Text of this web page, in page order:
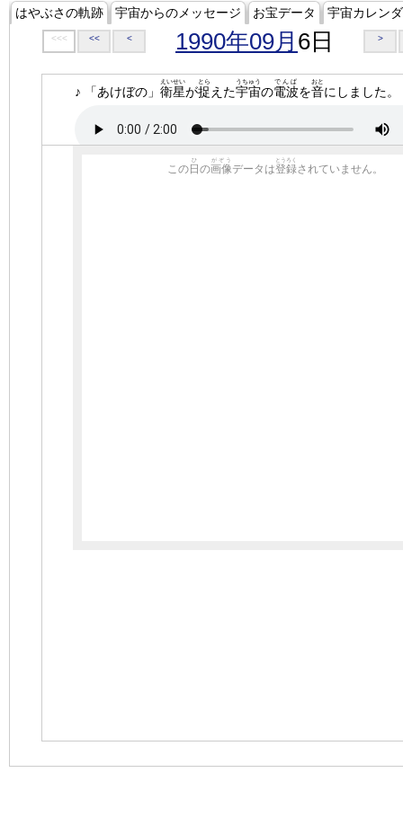
はやぶさの軌跡 宇宙からのメッセージ お宝データ 宇宙カレン
<<< << < 1990年09月 6日 >
♪ 「あけぼの」 衛星
えいせい
が捉
とら
えた宇宙
うちゅう
の電波
でんぱ
を音
おと
にしました。
この 日
ひ
の画像
がぞう
データは登録
とうろく
されていません。